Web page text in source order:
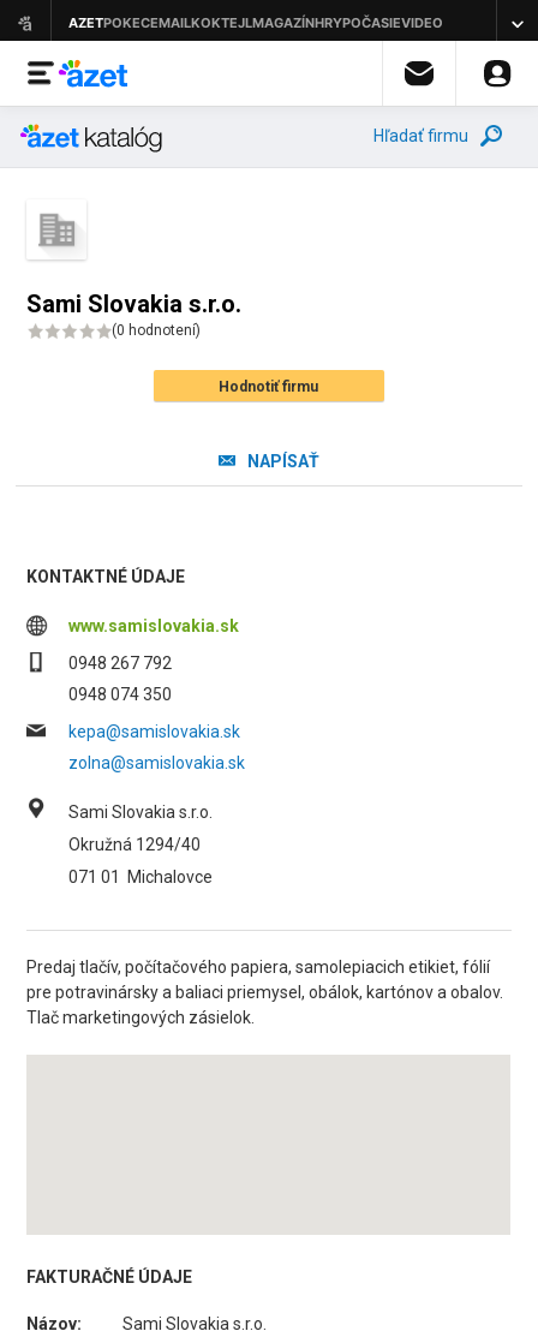
Hľadať firmu
Sami Slovakia s.r.o.
(0 hodnotení)
Hodnotiť firmu
NAPÍSAŤ
KONTAKTNÉ ÚDAJE
www.samislovakia.sk
0948 267 792
0948 074 350
kepa@samislovakia.sk
zolna@samislovakia.sk
Sami Slovakia s.r.o.
Okružná 1294/40
071 01
Michalovce
Predaj tlačív, počítačového papiera, samolepiacich etikiet, fólií
pre potravinársky a baliaci priemysel, obálok, kartónov a obalov.
Tlač marketingových zásielok.
FAKTURAČNÉ ÚDAJE
Názov:
Sami Slovakia s.r.o.